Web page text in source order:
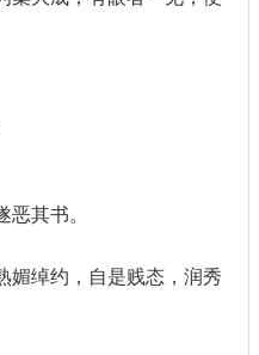
其书。
媚绰约，自是贱态，润秀